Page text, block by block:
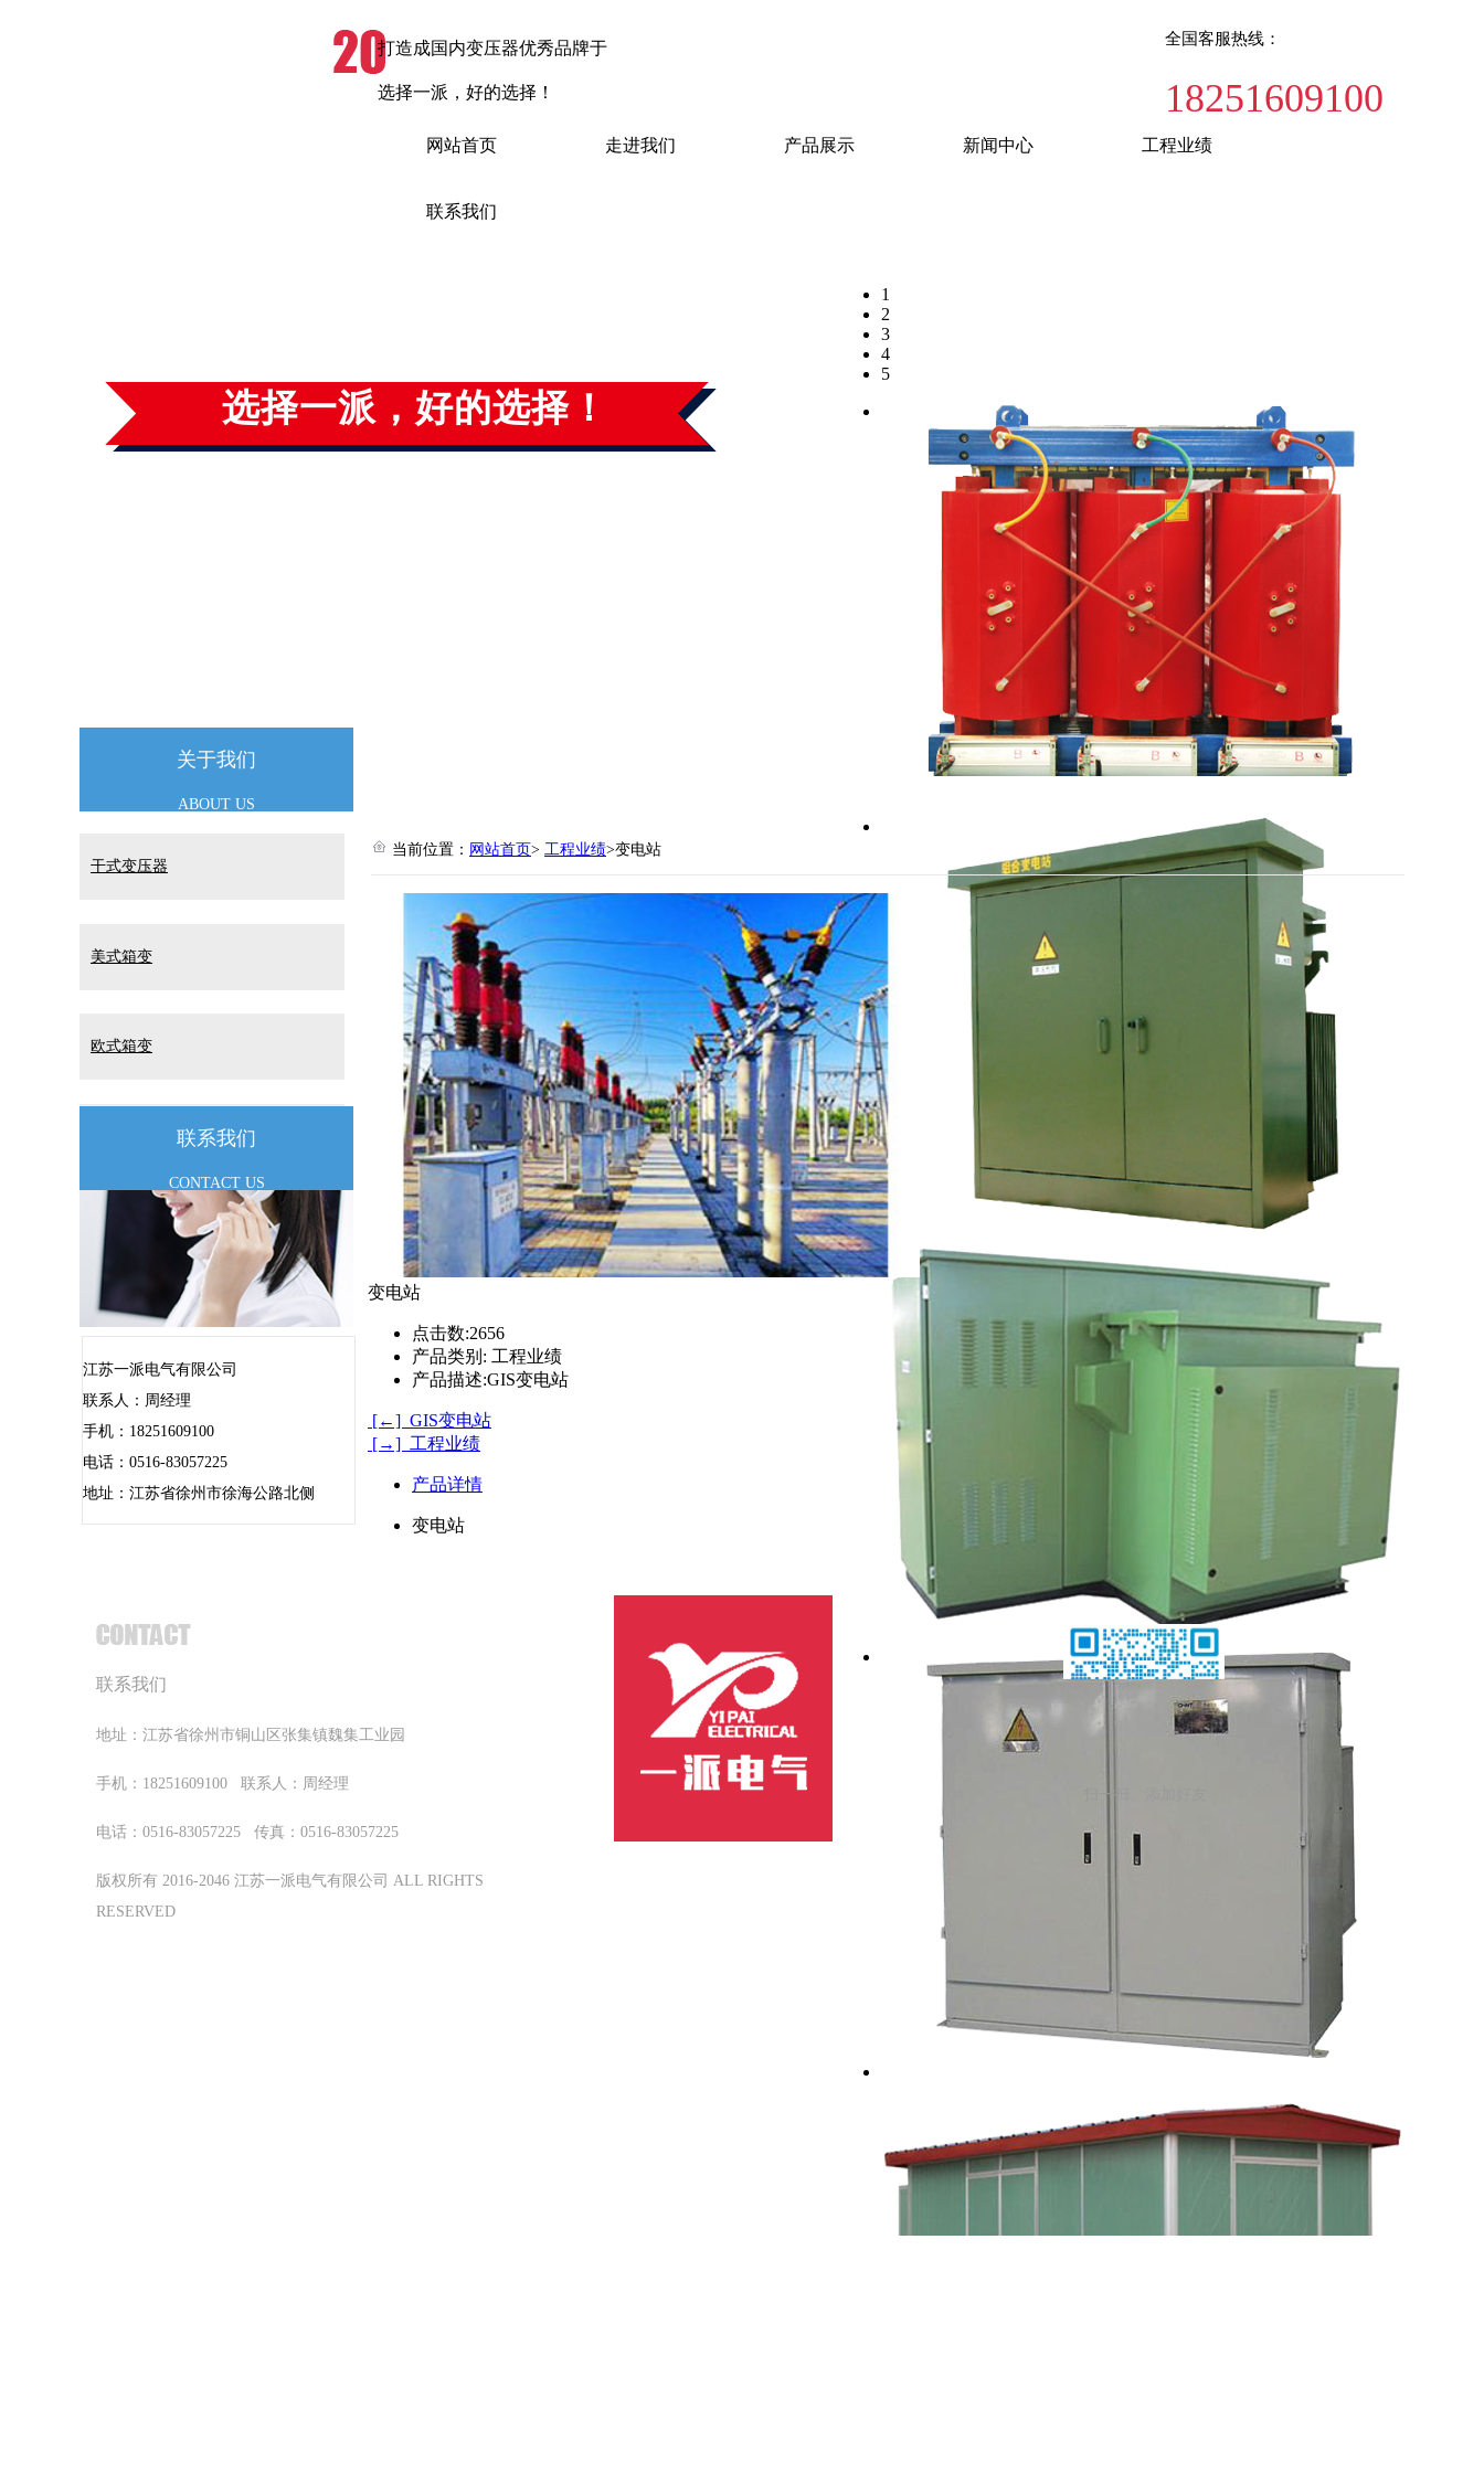
选择一派，好的选择！
1
2
3
4
5
打造成国内变压器优秀品牌于
选择一派，好的选择！
全国客服热线：
18251609100
网站首页 走进我们 产品展示 新闻中心 工程业绩
联系我们
关于我们
ABOUT US
干式变压器
美式箱变
欧式箱变
油浸式变压器联系我们
CONTACT US
江苏一派电气有限公司
联系人：周经理
手机：18251609100
电话：0516-83057225
地址：江苏省徐州市徐海公路北侧
当前位置： 网站首页> 工程业绩>变电站
变电站
点击数:2656
产品类别: 工程业绩
产品描述:GIS变电站
[←] GIS变电站
[→] 工程业绩
产品详情
变电站
联系我们
地址： 江苏省徐州市铜山区张集镇魏集工业园
手机：18251609100 联系人：周经理
电话：0516-83057225 传真：0516-83057225
版权所有 2016-2046 江苏一派电气有限公司 ALL RIGHTS
RESERVED
扫一扫。添加好友